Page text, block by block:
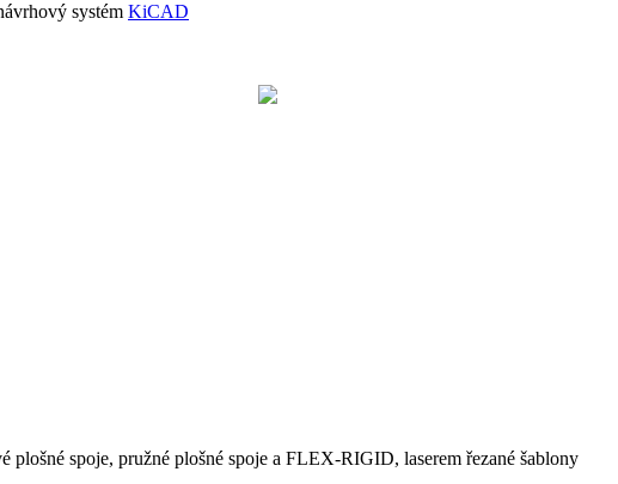
systém KiCAD
plošné spoje, pružné plošné spoje a FLEX-RIGID, laserem řezané šablony